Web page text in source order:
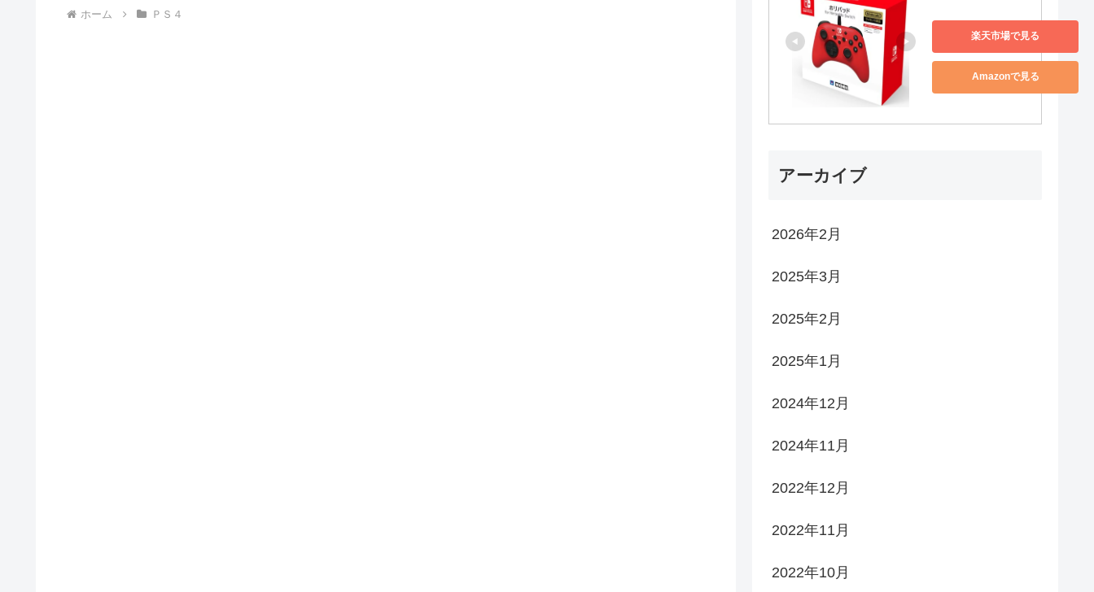
ホーム ＰＳ４
楽天市場で見る
Amazonで見る
アーカイブ
2026年2月
2025年3月
2025年2月
2025年1月
2024年12月
2024年11月
2022年12月
2022年11月
2022年10月